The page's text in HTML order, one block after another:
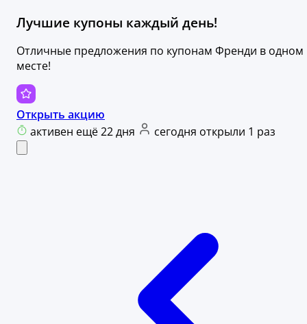
Лучшие купоны каждый день!
Отличные предложения по купонам Френди в одном
месте!
Открыть акцию
активен ещё 22 дня
сегодня открыли 1 раз